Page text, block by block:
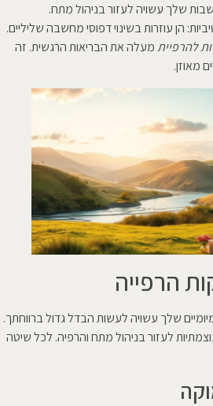
שלך עשויה לעזור בניהול מתח.
הן עוזרות בשינוי דפוסי מחשבה שליליים.
להרפייתמעלה את הבריאות הרגשית. זה
מאוזן.
הרפייה
שלך עשויה לעשות הבדל גדול ברווחתך.
לעזור בניהול מתח והרפיה. לכל שיטה